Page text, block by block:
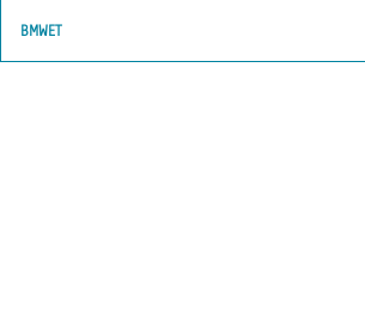
BMWET